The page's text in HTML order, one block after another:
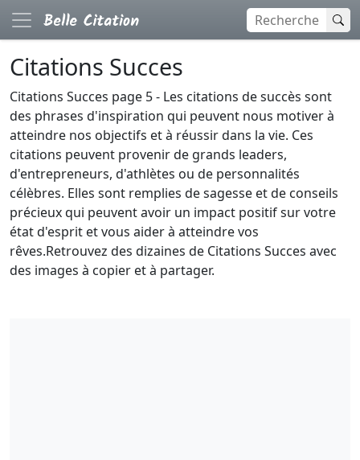
Citations Succes
Citations Succes page 5 - Les citations de succès sont
des phrases d'inspiration qui peuvent nous motiver à
atteindre nos objectifs et à réussir dans la vie. Ces
citations peuvent provenir de grands leaders,
d'entrepreneurs, d'athlètes ou de personnalités
célèbres. Elles sont remplies de sagesse et de conseils
précieux qui peuvent avoir un impact positif sur votre
état d'esprit et vous aider à atteindre vos
rêves.Retrouvez des dizaines de Citations Succes avec
des images à copier et à partager.